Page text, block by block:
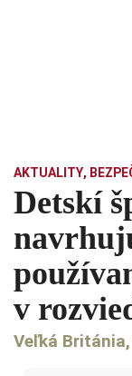
AKTUALITY,
Detskí
v
Veľká